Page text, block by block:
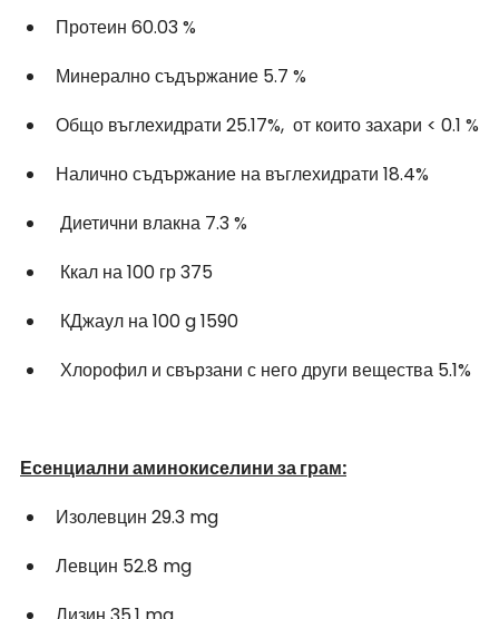
Протеин 60.03 %
Минерално съдържание 5.7 %
Общо въглехидрати 25.17%,  от които захари < 0.1 %
Налично съдържание на въглехидрати 18.4%
Диетични влакна 7.3 %
Ккал на 100 гр 375
КДжаул на 100 g 1590
Хлорофил и свързани с него други вещества 5.1%
Есенциални аминокиселини за грам:
Изолевцин 29.3 mg
Левцин 52.8 mg